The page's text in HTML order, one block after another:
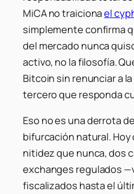
MiCA no traicionael
simplemente confirma
del mercado nunca
activo, no la filosofía.
Bitcoin sin renunciar a
tercero que responda
Eso no es una derrota
bifurcación natural. Hoy
nitidez que nunca, dos
exchanges regulados
fiscalizados hasta el